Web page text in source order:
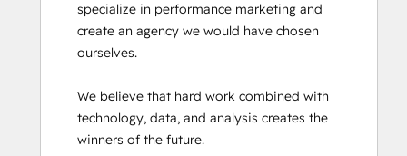
specialize in performance marketing and
create an agency we would have chosen
ourselves.
We believe that hard work combined with
technology, data, and analysis creates the
winners of the future.